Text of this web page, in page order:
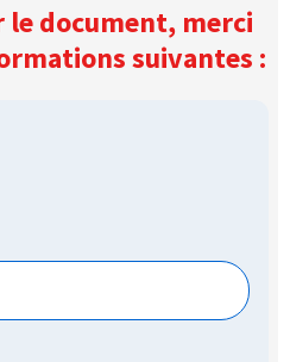
le document, merci
suivantes :